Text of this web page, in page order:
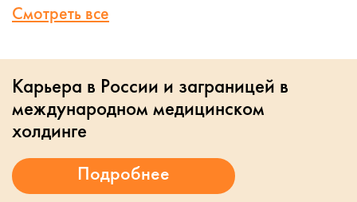
Смотреть все
Карьера в России и заграницей в
международном медицинском
холдинге